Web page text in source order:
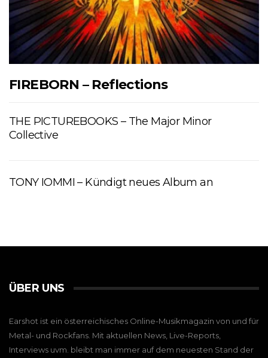
FIREBORN – Reflections
THE PICTUREBOOKS – The Major Minor
Collective
TONY IOMMI – Kündigt neues Album an
ÜBER UNS
Earshot ist ein österreichisches Online-Musikmagazin von und für
Metal- und Rockfans. Mit aktuellen News, Live-Reports,
Interviews uvm. bleibt man immer auf dem neuesten Stand der